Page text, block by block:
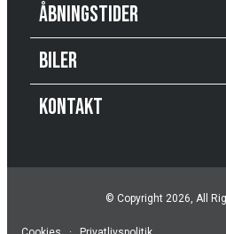
Åbningstider
Biler
Kontakt
© Copyright 2026, All